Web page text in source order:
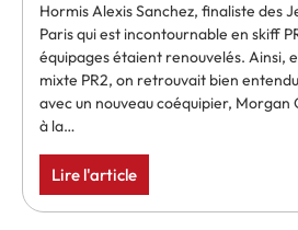
Hormis Alexis Sanchez, finaliste des
Paris qui est incontournable en skiff
équipages étaient renouvelés. Ainsi,
mixte PR2, on retrouvait bien
avec un nouveau coéquipier, Morgan
à la…
Lire l'article